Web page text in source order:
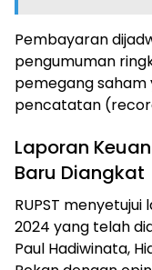
Pembayaran
pengumuman
pemegang
pencatatan
Laporan
Baru Diangkat
RUPST
2024 yang telah
Paul Hadiwinata,